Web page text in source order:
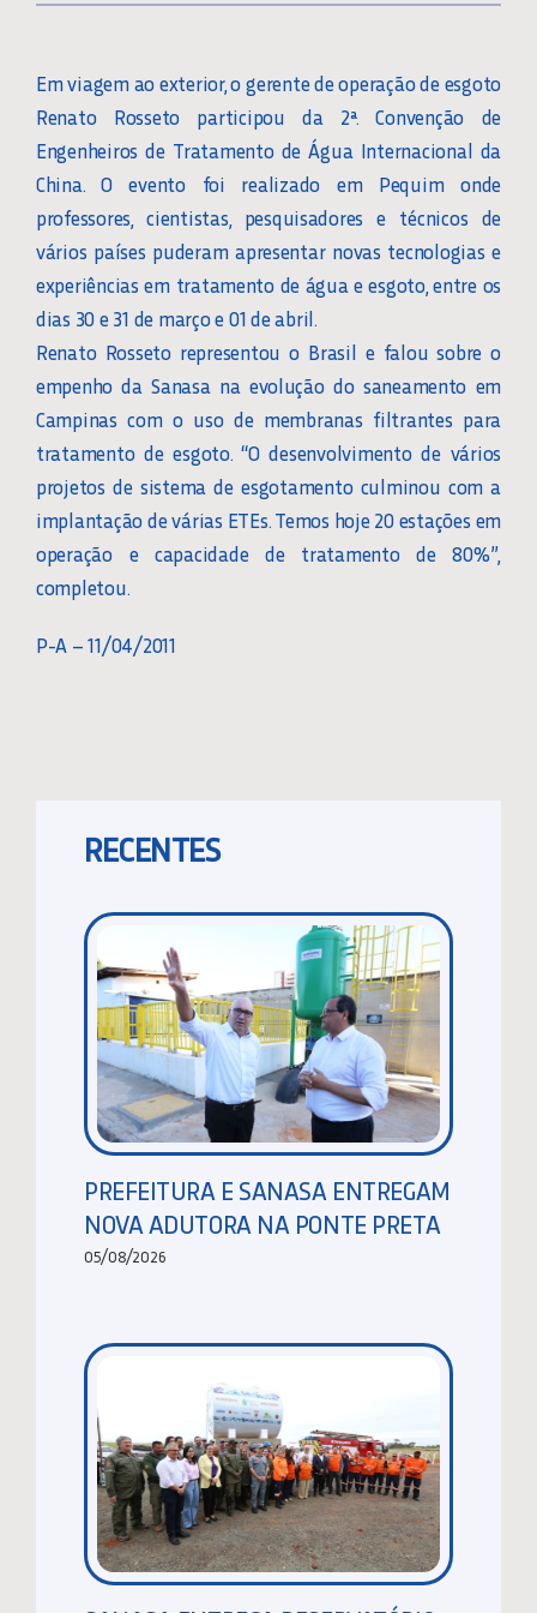
Em viagem ao exterior, o gerente de operação de esgoto
Renato Rosseto participou da 2ª. Convenção de
Engenheiros de Tratamento de Água Internacional da
China. O evento foi realizado em Pequim onde
professores, cientistas, pesquisadores e técnicos de
vários países puderam apresentar novas tecnologias e
experiências em tratamento de água e esgoto, entre os
dias 30 e 31 de março e 01 de abril.
Renato Rosseto representou o Brasil e falou sobre o
empenho da Sanasa na evolução do saneamento em
Campinas com o uso de membranas filtrantes para
tratamento de esgoto. “O desenvolvimento de vários
projetos de sistema de esgotamento culminou com a
implantação de várias ETEs. Temos hoje 20 estações em
operação e capacidade de tratamento de 80%”,
completou.
P-A – 11/04/2011
RECENTES
PREFEITURA E SANASA ENTREGAM
NOVA ADUTORA NA PONTE PRETA
05/08/2026